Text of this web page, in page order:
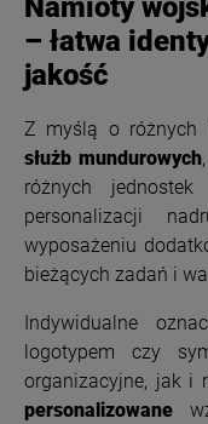
– łatwa
jakość
Z myślą o różnych
służb mundurowych
różnych
personalizacji
wyposażeniu
bieżących zadań i
Indywidualne
logotypem czy
organizacyjne, jak i
personalizowane